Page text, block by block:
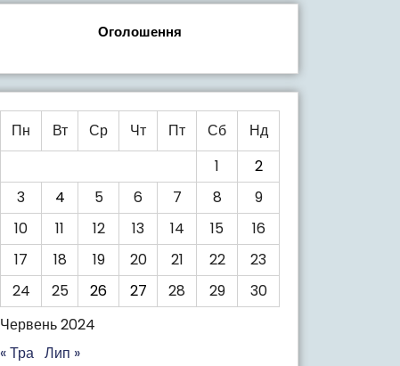
Оголошення
Червень 2024
Пн Вт Ср Чт Пт Сб
Нд
1
2
3
4 5 6 7 8
9
10
11 12 13 14 15
16
17
18 19 20 21 22
23
24
25 26 27 28 29 30
« Тра Лип »